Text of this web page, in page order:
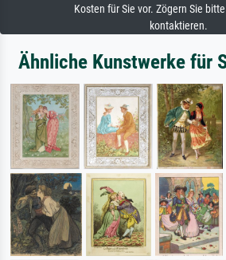
Kosten für Sie vor. Zögern Sie
kontaktieren.
Ähnliche Kunstwerke für